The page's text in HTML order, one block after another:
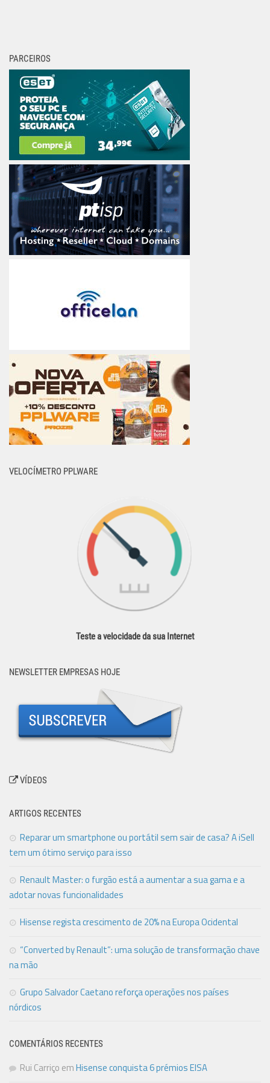
PARCEIROS
VELOCÍMETRO PPLWARE
Teste a velocidade da sua Internet
NEWSLETTER EMPRESAS HOJE
VÍDEOS
ARTIGOS RECENTES
Reparar um smartphone ou portátil sem sair de casa? A iSell
tem um ótimo serviço para isso
Renault Master: o furgão está a aumentar a sua gama e a
adotar novas funcionalidades
Hisense regista crescimento de 20% na Europa Ocidental
“Converted by Renault”: uma solução de transformação chave
na mão
Grupo Salvador Caetano reforça operações nos países
nórdicos
COMENTÁRIOS RECENTES
Rui Carriço emHisense conquista 6 prémios EISA